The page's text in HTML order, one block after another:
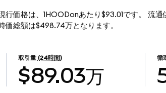
価格は、1HOODonあたり$93.01です。 流通
総額は$498.74万となります。
取引量 (24時間)
$89.03万
循